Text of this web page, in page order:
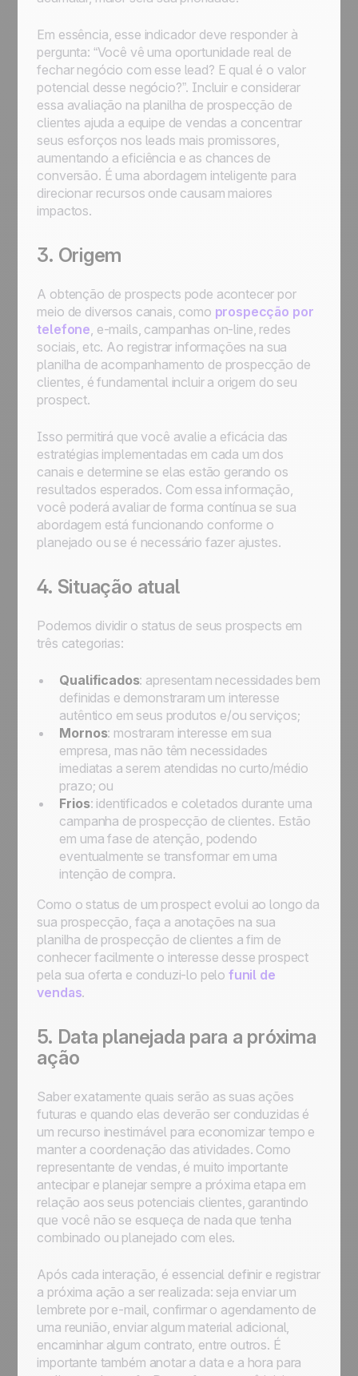
Em essência, esse indicador deve responder à
pergunta: “Você vê uma oportunidade real de
fechar negócio com esse lead? E qual é o valor
potencial desse negócio?”. Incluir e considerar
essa avaliação na planilha de prospecção de
clientes ajuda a equipe de vendas a concentrar
seus esforços nos leads mais promissores,
aumentando a eficiência e as chances de
conversão. É uma abordagem inteligente para
direcionar recursos onde causam maiores
impactos.
3. Origem
A obtenção de prospects pode acontecer por
meio de diversos canais, como prospecção por
telefone, e-mails, campanhas on-line, redes
sociais, etc. Ao registrar informações na sua
planilha de acompanhamento de prospecção de
clientes, é fundamental incluir a origem do seu
prospect.
Isso permitirá que você avalie a eficácia das
estratégias implementadas em cada um dos
canais e determine se elas estão gerando os
resultados esperados. Com essa informação,
você poderá avaliar de forma contínua se sua
abordagem está funcionando conforme o
planejado ou se é necessário fazer ajustes.
4. Situação atual
Podemos dividir o status de seus prospects em
três categorias:
Qualificados: apresentam necessidades bem
definidas e demonstraram um interesse
autêntico em seus produtos e/ou serviços;
Mornos: mostraram interesse em sua
empresa, mas não têm necessidades
imediatas a serem atendidas no curto/médio
prazo; ou
Frios: identificados e coletados durante uma
campanha de prospecção de clientes. Estão
em uma fase de atenção, podendo
eventualmente se transformar em uma
intenção de compra.
Como o status de um prospect evolui ao longo da
sua prospecção, faça a anotações na sua
planilha de prospecção de clientes a fim de
conhecer facilmente o interesse desse prospect
pela sua oferta e conduzi-lo pelo funil de
vendas.
5. Data planejada para a próxima
ação
Saber exatamente quais serão as suas ações
futuras e quando elas deverão ser conduzidas é
um recurso inestimável para economizar tempo e
manter a coordenação das atividades. Como
representante de vendas, é muito importante
antecipar e planejar sempre a próxima etapa em
relação aos seus potenciais clientes, garantindo
que você não se esqueça de nada que tenha
combinado ou planejado com eles.
Após cada interação, é essencial definir e registrar
a próxima ação a ser realizada: seja enviar um
lembrete por e-mail, confirmar o agendamento de
uma reunião, enviar algum material adicional,
encaminhar algum contrato, entre outros. É
importante também anotar a data e a hora para